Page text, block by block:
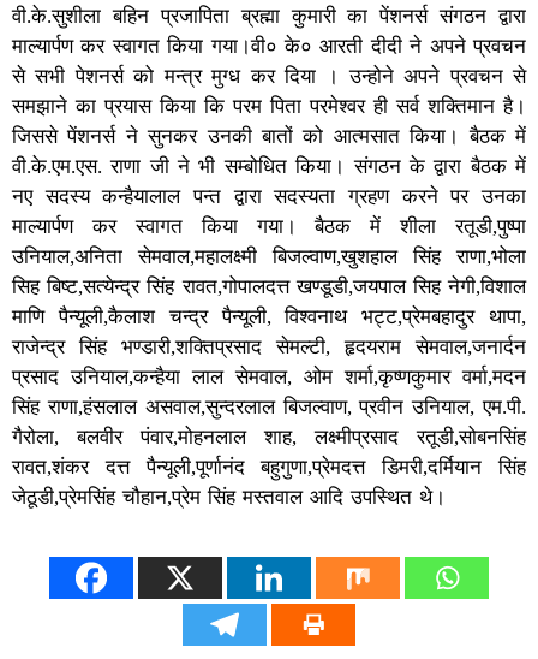
वी.के.सुशीला बहिन प्रजापिता ब्रह्मा कुमारी का पेंशनर्स संगठन द्वारा
माल्यार्पण कर स्वागत किया गया।वी० के० आरती दीदी ने अपने प्रवचन
से सभी पेशनर्स को मन्त्र मुग्ध कर दिया । उन्होने अपने प्रवचन से
समझाने का प्रयास किया कि परम पिता परमेश्वर ही सर्व शक्तिमान है।
जिससे पेंशनर्स ने सुनकर उनकी बातों को आत्मसात किया। बैठक में
वी.के.एम.एस. राणा जी ने भी सम्बोधित किया। संगठन के द्वारा बैठक में
नए सदस्य कन्हैयालाल पन्त द्वारा सदस्यता ग्रहण करने पर उनका
माल्यार्पण कर स्वागत किया गया। बैठक में शीला रतूडी,पुष्पा
उनियाल,अनिता सेमवाल,महालक्ष्मी बिजल्वाण,खुशहाल सिंह राणा,भोला
सिह बिष्ट,सत्येन्द्र सिंह रावत,गोपालदत्त खण्डूडी,जयपाल सिह नेगी,विशाल
माणि पैन्यूली,कैलाश चन्द्र पैन्यूली, विश्वनाथ भट्ट,प्रेमबहादुर थापा,
राजेन्द्र सिंह भण्डारी,शक्तिप्रसाद सेमल्टी, हृदयराम सेमवाल,जनार्दन
प्रसाद उनियाल,कन्हैया लाल सेमवाल, ओम शर्मा,कृष्णकुमार वर्मा,मदन
सिंह राणा,हंसलाल असवाल,सुन्दरलाल बिजल्वाण, प्रवीन उनियाल, एम.पी.
गैरोला, बलवीर पंवार,मोहनलाल शाह, लक्ष्मीप्रसाद रतूडी,सोबनसिंह
रावत,शंकर दत्त पैन्यूली,पूर्णानंद बहुगुणा,प्रेमदत्त डिमरी,दर्मियान सिंह
जेठूडी,प्रेमसिंह चौहान,प्रेम सिंह मस्तवाल आदि उपस्थित थे।